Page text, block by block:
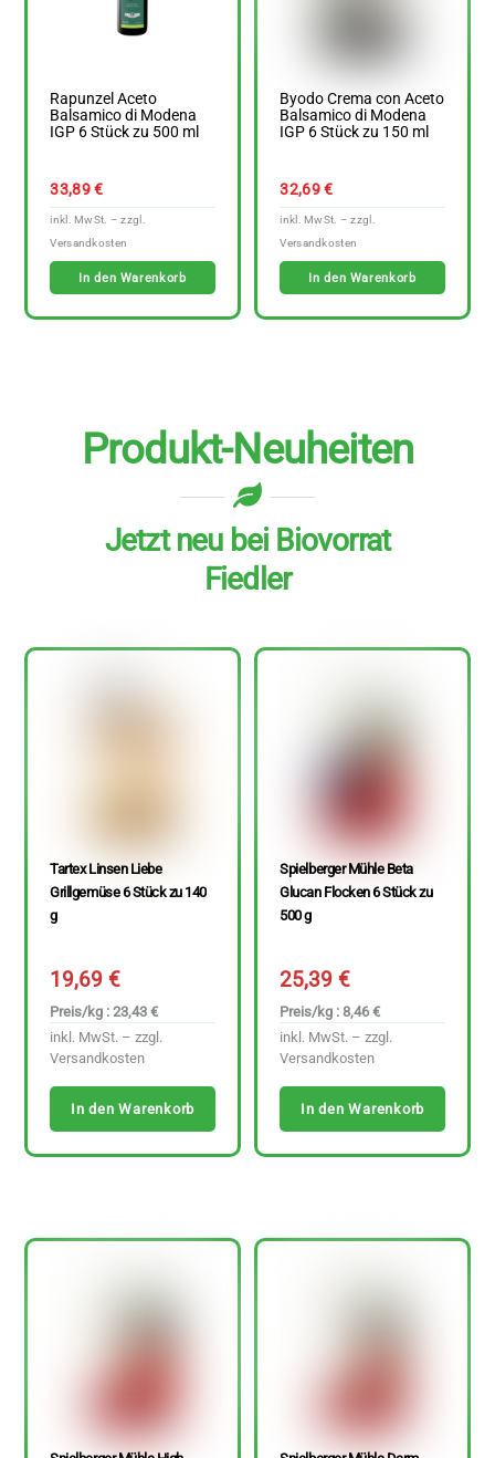
Rapunzel Aceto
Balsamico di Modena
IGP 6 Stück zu 500 ml
33,89€
In den Warenkorb
Byodo Crema con Aceto
Balsamico di Modena
IGP 6 Stück zu 150 ml
32,69€
In den Warenkorb
Produkt-Neuheiten
Jetzt neu bei Biovorrat
Fiedler
Tartex Linsen Liebe
Grillgemüse 6 Stück zu 140
g
19,69€
Preis/kg : 23,43 €
inkl. MwSt. – zzgl.
Versandkosten
In den Warenkorb
Spielberger Mühle Beta
Glucan Flocken 6 Stück zu
500 g
25,39€
Preis/kg : 8,46 €
inkl. MwSt. – zzgl.
Versandkosten
In den Warenkorb